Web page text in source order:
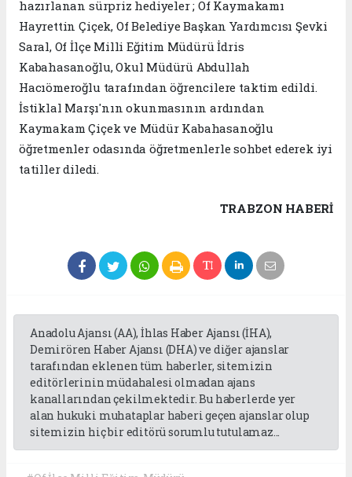
hazırlanan sürpriz hediyeler ; Of Kaymakamı
Hayrettin Çiçek, Of Belediye Başkan Yardımcısı Şevki
Saral, Of İlçe Milli Eğitim Müdürü İdris
Kabahasanoğlu, Okul Müdürü Abdullah
Hacıömeroğlu tarafından öğrencilere taktim edildi.
İstiklal Marşı'nın okunmasının ardından
Kaymakam Çiçek ve Müdür Kabahasanoğlu
öğretmenler odasında öğretmenlerle sohbet ederek iyi
tatiller diledi.
TRABZON HABERİ
Anadolu Ajansı (AA), İhlas Haber Ajansı (İHA),
Demirören Haber Ajansı (DHA) ve diğer ajanslar
tarafından eklenen tüm haberler, sitemizin
editörlerinin müdahalesi olmadan ajans
kanallarından çekilmektedir. Bu haberlerde yer
alan hukuki muhataplar haberi geçen ajanslar olup
sitemizin hiç bir editörü sorumlu tutulamaz...